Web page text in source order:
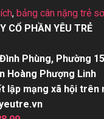
, bảng cân nặng trẻ
CỔ PHẦN YÊU TRẺ
Phùng, Phường
Hoàng Phượng Linh
lập mạng xã hội